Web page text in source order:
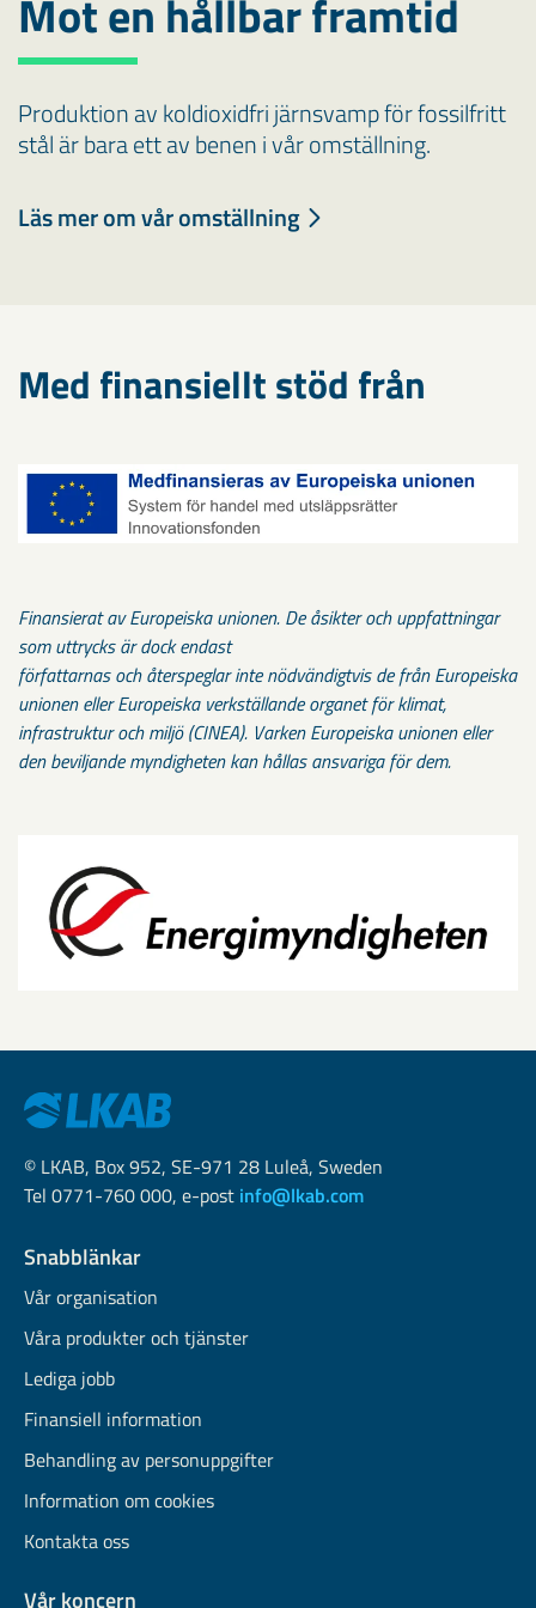
Mot en hållbar framtid
Produktion av koldioxidfri järnsvamp för fossilfritt
stål är bara ett av benen i vår omställning.
Läs mer om vår omställning
Med finansiellt stöd från
Finansierat av Europeiska unionen. De åsikter och uppfattningar
som uttrycks är dock endast
författarnas och återspeglar inte nödvändigtvis de från Europeiska
unionen eller Europeiska verkställande organet för klimat,
infrastruktur och miljö (CINEA). Varken Europeiska unionen eller
den beviljande myndigheten kan hållas ansvariga för dem.
© LKAB, Box 952, SE-971 28 Luleå, Sweden
Tel 0771-760 000, e-post info@lkab.com
Snabblänkar
Vår organisation
Våra produkter och tjänster
Lediga jobb
Finansiell information
Behandling av personuppgifter
Information om cookies
Kontakta oss
Vår koncern